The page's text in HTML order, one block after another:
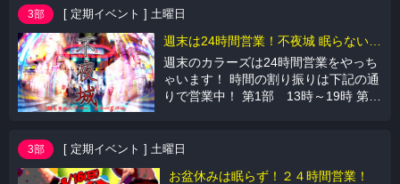
れる 「ベニス
3部 [ 定期イベント ] 土曜日
週末のカラーズは24時間営業をやっち
ゃいます！ 時間の割り振りは下記の通
りで営業中！ 第1部 13時～19時 第2
3部 [ 定期イベント ] 土曜日
お盆休みは眠らず！２４時間営業！